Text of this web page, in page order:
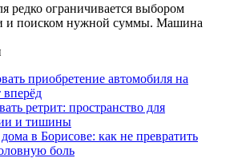
редко ограничивается выбором
и поиском нужной суммы. Машина
приобретение автомобиля на
вперёд
ретрит: пространство для
и тишины
в Борисове: как не превратить
боль